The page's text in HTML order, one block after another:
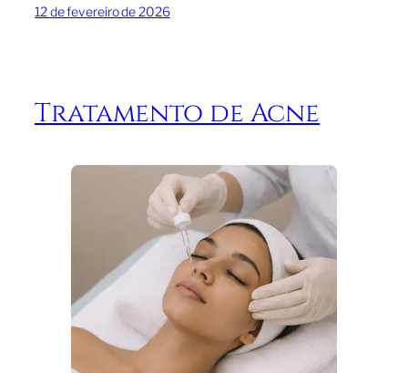
12 de fevereiro de 2026
Tratamento de Acne